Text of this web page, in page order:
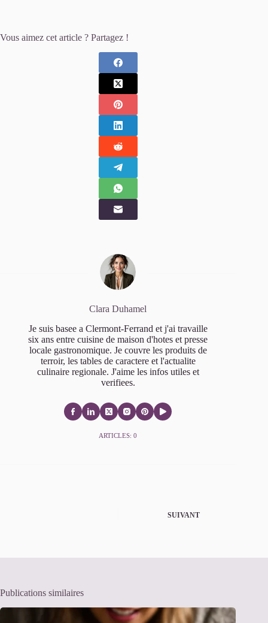
Vous aimez cet article ? Partagez !
Clara Duhamel
Je suis basee a Clermont-Ferrand et j'ai travaille
six ans entre cuisine de maison d'hotes et presse
locale gastronomique. Je couvre les produits de
terroir, les tables de caractere et l'actualite
culinaire regionale. J'aime les infos utiles et
verifiees.
ARTICLES: 0
SUIVANT
Publications similaires